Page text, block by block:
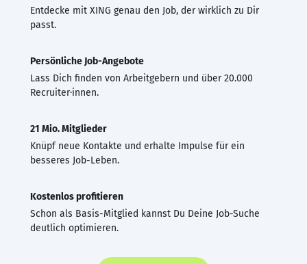
Entdecke mit XING genau den Job, der wirklich zu Dir
passt.
Persönliche Job-Angebote
Lass Dich finden von Arbeitgebern und über 20.000
Recruiter·innen.
21 Mio. Mitglieder
Knüpf neue Kontakte und erhalte Impulse für ein
besseres Job-Leben.
Kostenlos profitieren
Schon als Basis-Mitglied kannst Du Deine Job-Suche
deutlich optimieren.